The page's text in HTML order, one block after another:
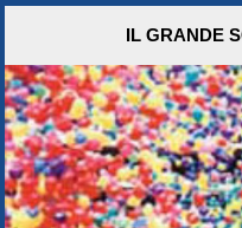
IL GRANDE